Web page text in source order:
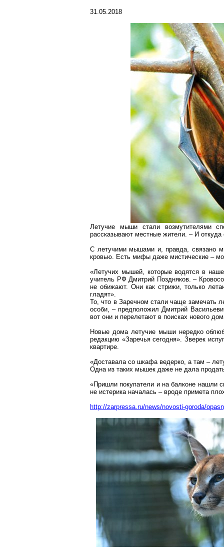
31.05.2018
Летучие мыши стали возмутителями
рассказывают местные жители. – И
С летучими мышами и, правда, связано
кровью. Есть мифы даже мистические –
«Летучих мышей, которые водятся в
учитель РФ Дмитрий Поздняков. –
не обижают. Они как стрижи, только
гладят».
То, что в Заречном стали чаще замечать
особи, – предположил Дмитрий
вот они и перелетают в поисках нового
Новые дома летучие мыши нередко
редакцию «Заречья сегодня». Зверек
квартире.
«Доставала со шкафа ведерко, а там –
Одна из таких мышек даже не дала
«Пришли покупатели и набалконе нашли
не истерика началась – вроде примета
http://zarpressa.ru/news/novosti-goroda/